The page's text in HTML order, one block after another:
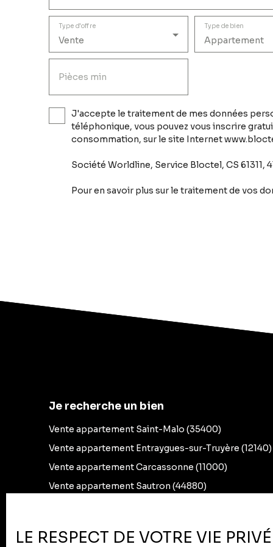
immédiats et garantis • Résidence de
tourisme gérée / aucune gestion locative •
Loyers versés même en cas de vacance
locative
Vente
Type d'offre
Appartement
Type de bien
Pièces min
J'accepte le traitement de mes données
téléphonique, vous pouvez vous inscrire
consommation, sur le site Internet
Société Worldline, Service Bloctel, CS 61311,
Pour en savoir plus sur le traitement de vos
Je recherche un bien
Vente appartement Saint-Malo (35400)
Vente appartement Entraygues-sur-Truyère (12140)
Vente appartement Carcassonne (11000)
Vente appartement Sautron (44880)
LE RESPECT DE VOTRE VIE